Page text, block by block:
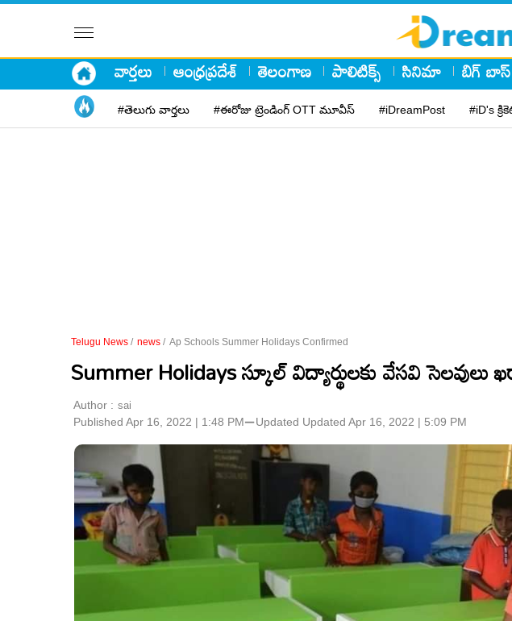
వార్తలు ఆంధ్రప్రదేశ్ తెలంగాణ పాలిటిక్స్ సినిమా బిగ్
#తెలుగు వార్తలు #ఈరోజు ట్రెండింగ్ OTT మూవీస్ #iDreamPost #iD's
Telugu News / news / Ap Schools Summer Holidays Confirmed
Summer Holidays స్కూల్ విద్యార్థులకు వేసవి సెలవులు
Author : sai
Published Apr 16, 2022 | 1:48 PM⚊Updated Updated Apr 16, 2022 | 5:09 PM